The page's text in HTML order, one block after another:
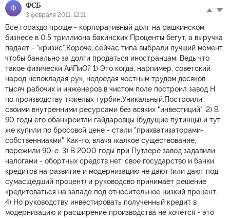
Ф ФСБ
3 февраля 2011, 12:11
Все гораздо проще - корпоративный долг на рашкинском
бизнесе в 0.5 триллиона бакинских Проценты бегут, а выручка
падает - "кризис".Короче, сейчас типа выбрали лучший момент,
чтобы банально за долги продаться иностранцам. Ведь что
такое физически АйПиО? 1) Это когда, нарпимер, советский
народ непокладая рук, недоeдая честным трудом десяков
тысяч рабочих и инженеров в чистом поле построил завод Н.
по производству тяжелых турбин.Уникальный.Постpоили
своими внутренними ресурсами без всяких "инвестиций". 2) В
90 годы его обанкроитли гайдаровцы (будущие путинцы) и тут
же купили по бросовой цене - стали "прихватизаторами-
собственниакми" Как-то, влачя жалкое существование,
пережили 90-е. 3) В 2000 годы при Путлере завод задавили
налогами - обортных средств нет, свое государство и банки
кредитов на развитие и модернизацию не дают (или дают под
сумасщедший процент) и руководсво принимает решение
кредитоваться на западе под относительное низкий процент.
4) Но руководству инвестировать полученный кредит в
модернизацию и расширение производства не хочется - это